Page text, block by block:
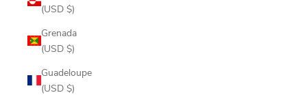
(USD $)
Grenada
(USD $)
Guadeloupe
(USD $)